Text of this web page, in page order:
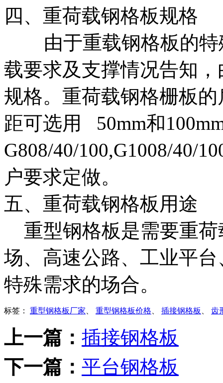
四、重荷载钢格板规格
由于重载钢格板的特
载要求及支撑情况告知
规格。重荷载钢格栅板
距可选用 50mm和
G808/40/100,G1008/40/
户要求定做。
五、重荷载钢格板用途
重型钢格板是需要重荷
场、高速公路、工业平
特殊需求的场合。
标签： 重型钢格板厂家 重型钢格板价格 插接钢格板 齿
上一篇： 插接钢格板
下一篇： 平台钢格板